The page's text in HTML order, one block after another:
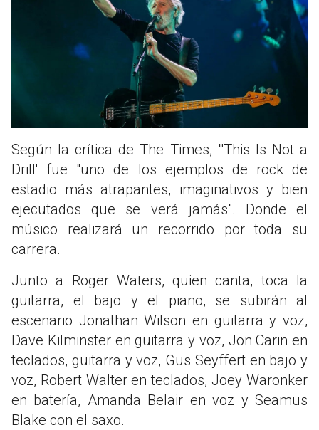
Según la crítica de The Times, "'This Is Not a
Drill' fue "uno de los ejemplos de rock de
estadio más atrapantes, imaginativos y bien
ejecutados que se verá jamás". Donde el
músico realizará un recorrido por toda su
carrera.
Junto a Roger Waters, quien canta, toca la
guitarra, el bajo y el piano, se subirán al
escenario Jonathan Wilson en guitarra y voz,
Dave Kilminster en guitarra y voz, Jon Carin en
teclados, guitarra y voz, Gus Seyffert en bajo y
voz, Robert Walter en teclados, Joey Waronker
en batería, Amanda Belair en voz y Seamus
Blake con el saxo.